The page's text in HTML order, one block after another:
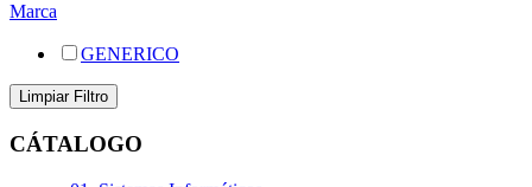
Marca
GENERICO
CÁTALOGO